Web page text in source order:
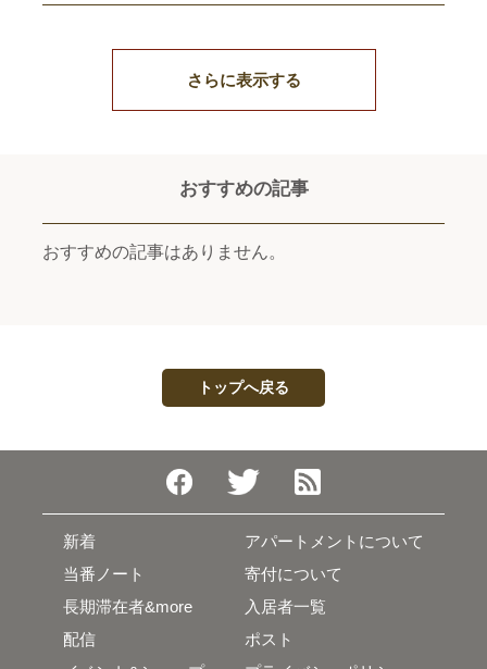
さらに表示する
おすすめの記事
おすすめの記事はありません。
トップへ戻る
新着
当番ノート
長期滞在者&more
配信
アパートメントについて
寄付について
入居者一覧
ポスト